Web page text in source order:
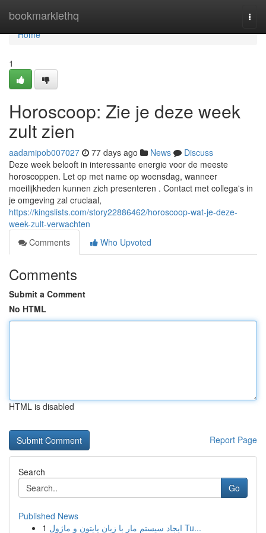
bookmarklethq
Home
Home
1
Horoscoop: Zie je deze week
zult zien
aadamipob007027 77 days ago News
Discuss
Deze week belooft in interessante energie voor de meeste
horoscoppen. Let op met name op woensdag, wanneer
moeilijkheden kunnen zich presenteren . Contact met collega's in
je omgeving zal cruciaal,
https://kingslists.com/story22886462/horoscoop-wat-je-deze-
week-zult-verwachten
Comments
Who Upvoted
Comments
Submit a Comment
No HTML
HTML is disabled
Report Page
Search
Go
Published News
1
ایجاد سیستم مار با زبان پایتون و ماژول Tu...